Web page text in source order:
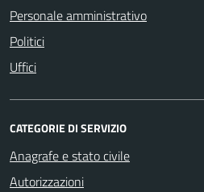
Personale amministrativo
Politici
Uffici
CATEGORIE DI SERVIZIO
Anagrafe e stato civile
Autorizzazioni